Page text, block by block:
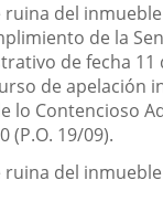
del
de la
de fecha 11
de apelación
lo Contencioso
(P.O. 19/09).
del